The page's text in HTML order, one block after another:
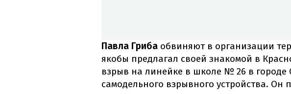
Павла Гриба обвиняют в организации
якобы предлагал своей знакомой в
взрыв на линейке в школе № 26 в
самодельного взрывного устройства. Он